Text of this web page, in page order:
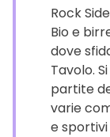
Rock
Bio e
dove
Tavolo.
partite
varie
e